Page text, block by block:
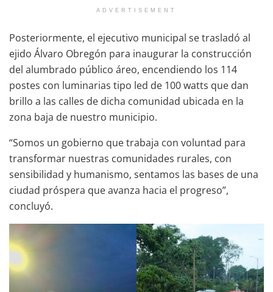
ADVERTISEMENT
Posteriormente, el ejecutivo municipal se trasladó al
ejido Álvaro Obregón para inaugurar la construcción
del alumbrado público áreo, encendiendo los 114
postes con luminarias tipo led de 100 watts que dan
brillo a las calles de dicha comunidad ubicada en la
zona baja de nuestro municipio.
“Somos un gobierno que trabaja con voluntad para
transformar nuestras comunidades rurales, con
sensibilidad y humanismo, sentamos las bases de una
ciudad próspera que avanza hacia el progreso”,
concluyó.